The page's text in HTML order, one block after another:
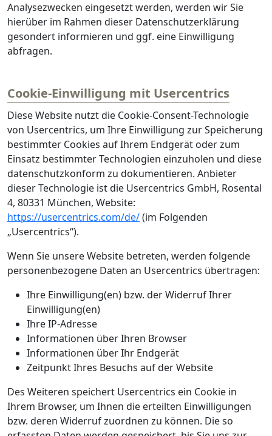
Analysezwecken eingesetzt werden, werden wir Sie
hierüber im Rahmen dieser Datenschutzerklärung
gesondert informieren und ggf. eine Einwilligung
abfragen.
Cookie-Einwilligung mit Usercentrics
Diese Website nutzt die Cookie-Consent-Technologie
von Usercentrics, um Ihre Einwilligung zur Speicherung
bestimmter Cookies auf Ihrem Endgerät oder zum
Einsatz bestimmter Technologien einzuholen und diese
datenschutzkonform zu dokumentieren. Anbieter
dieser Technologie ist die Usercentrics GmbH, Rosental
4, 80331 München, Website:
https://usercentrics.com/de/(im Folgenden
„Usercentrics“).
Wenn Sie unsere Website betreten, werden folgende
personenbezogene Daten an Usercentrics übertragen:
Ihre Einwilligung(en) bzw. der Widerruf Ihrer
Einwilligung(en)
Ihre IP-Adresse
Informationen über Ihren Browser
Informationen über Ihr Endgerät
Zeitpunkt Ihres Besuchs auf der Website
Des Weiteren speichert Usercentrics ein Cookie in
Ihrem Browser, um Ihnen die erteilten Einwilligungen
bzw. deren Widerruf zuordnen zu können. Die so